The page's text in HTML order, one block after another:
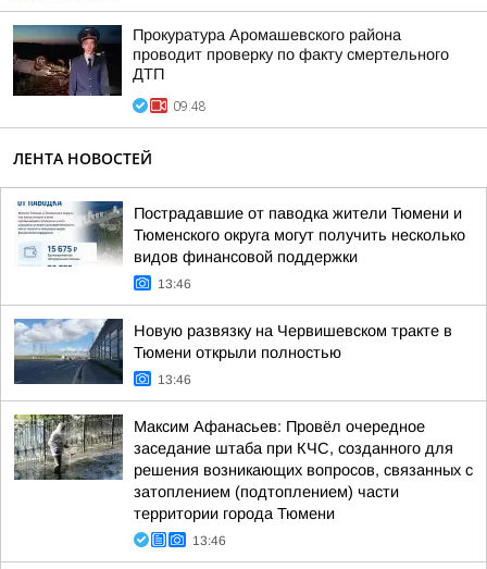
Прокуратура Аромашевского района
проводит проверку по факту смертельного
ДТП
09:48
ЛЕНТА НОВОСТЕЙ
Пострадавшие от паводка жители Тюмени и
Тюменского округа могут получить несколько
видов финансовой поддержки
13:46
Новую развязку на Червишевском тракте в
Тюмени открыли полностью
13:46
Максим Афанасьев: Провёл очередное
заседание штаба при КЧС, созданного для
решения возникающих вопросов, связанных с
затоплением (подтоплением) части
территории города Тюмени
13:46